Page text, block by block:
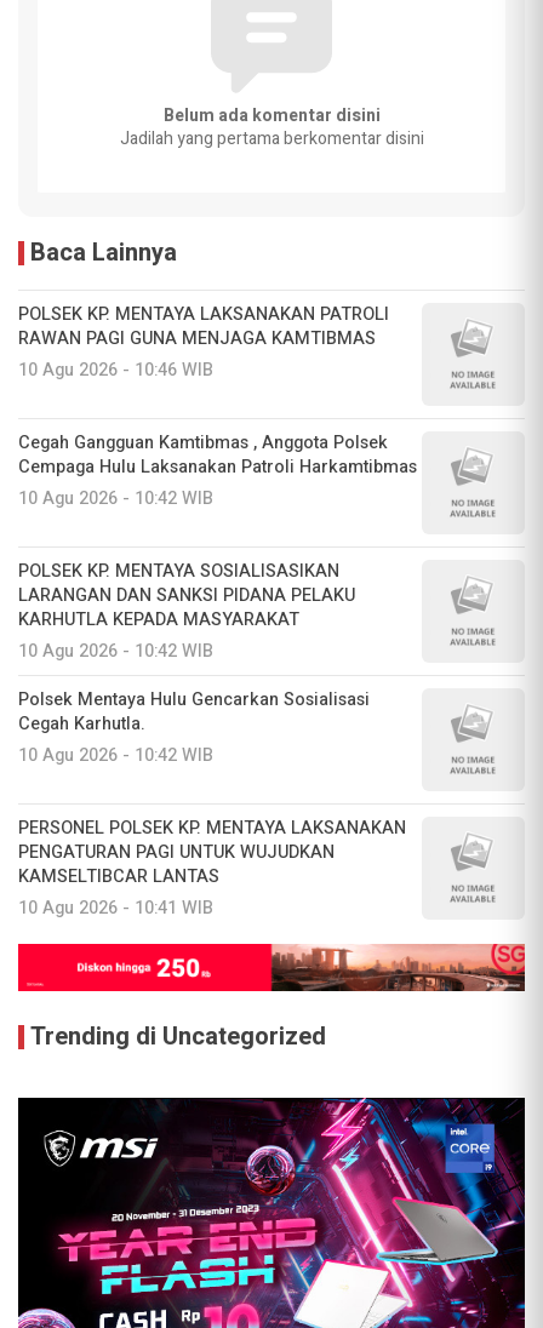
Belum ada komentar disini
Jadilah yang pertama berkomentar disini
Baca Lainnya
POLSEK KP. MENTAYA LAKSANAKAN PATROLI
RAWAN PAGI GUNA MENJAGA KAMTIBMAS
10 Agu 2026 - 10:46 WIB
Cegah Gangguan Kamtibmas , Anggota Polsek
Cempaga Hulu Laksanakan Patroli Harkamtibmas
10 Agu 2026 - 10:42 WIB
POLSEK KP. MENTAYA SOSIALISASIKAN
LARANGAN DAN SANKSI PIDANA PELAKU
KARHUTLA KEPADA MASYARAKAT
10 Agu 2026 - 10:42 WIB
Polsek Mentaya Hulu Gencarkan Sosialisasi
Cegah Karhutla.
10 Agu 2026 - 10:42 WIB
PERSONEL POLSEK KP. MENTAYA LAKSANAKAN
PENGATURAN PAGI UNTUK WUJUDKAN
KAMSELTIBCAR LANTAS
10 Agu 2026 - 10:41 WIB
Trending di Uncategorized